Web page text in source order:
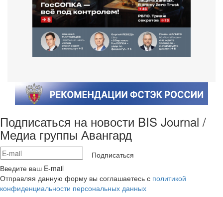
Подписаться на новости BIS Journal /
Медиа группы Авангард
Подписаться
Введите ваш E-mail
Отправляя данную форму вы соглашаетесь с политикой
конфиденциальности персональных данных